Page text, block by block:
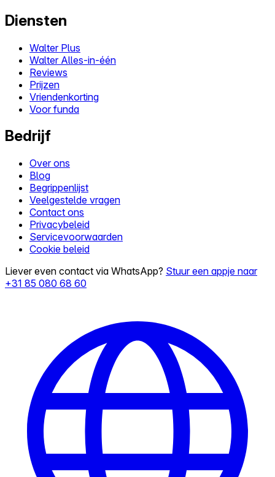
Diensten
Walter Plus
Walter Alles-in-één
Reviews
Prijzen
Vriendenkorting
Voor funda
Bedrijf
Over ons
Blog
Begrippenlijst
Veelgestelde vragen
Contact ons
Privacybeleid
Servicevoorwaarden
Cookie beleid
Liever even contact via WhatsApp? Stuur een appje naar
+31 85 080 68 60